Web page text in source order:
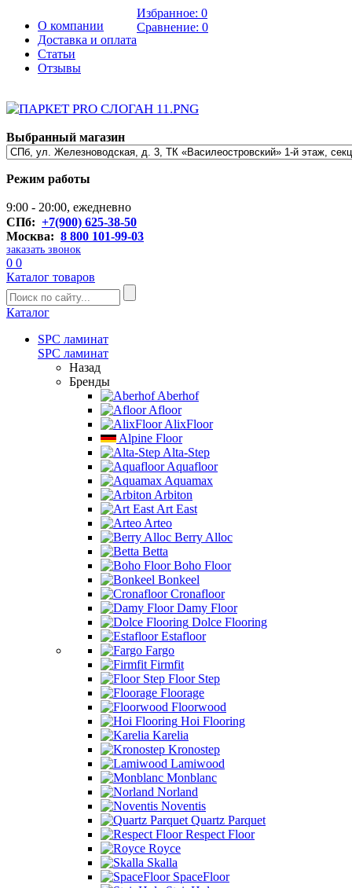
О компании
Доставка и оплата
Статьи
Отзывы
Избранное: 0
Сравнение: 0
Выбранный магазин
Режим работы
9:00 - 20:00, ежедневно
СПб: +7(900) 625-38-50
Москва: 8 800 101-99-03
заказать звонок
0 0
Каталог товаров
Каталог
SPC ламинат
SPC ламинат
Назад
Бренды
Aberhof
Afloor
AlixFloor
Alpine Floor
Alta-Step
Aquafloor
Aquamax
Arbiton
Art East
Arteo
Berry Alloc
Betta
Boho Floor
Bonkeel
Cronafloor
Damy Floor
Dolce Flooring
Estafloor
Fargo
Firmfit
Floor Step
Floorage
Floorwood
Hoi Flooring
Karelia
Kronostep
Lamiwood
Monblanc
Norland
Noventis
Quartz Parquet
Respect Floor
Royce
Skalla
SpaceFloor